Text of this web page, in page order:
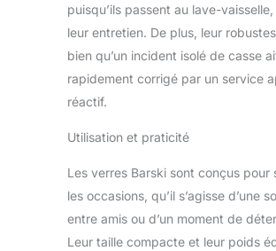
puisqu’ils passent au lave-
leur entretien. De plus, leur
bien qu’un incident isolé de casse
rapidement corrigé par un service
réactif.
Utilisation et praticité
Les verres Barski sont conçus pour
les occasions, qu’il s’agisse d’une
entre amis ou d’un moment de
Leur taille compacte et leur poids